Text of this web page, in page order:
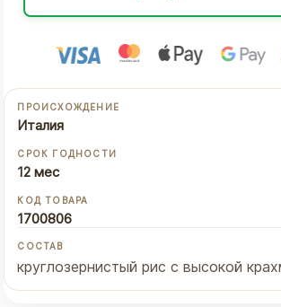
ПРОИСХОЖДЕНИЕ
Италия
СРОК ГОДНОСТИ
12 мес
КОД ТОВАРА
1700806
СОСТАВ
круглозернистый рис с высокой